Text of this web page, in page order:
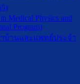
Medical Physics and
Program)
บ้านและแพทย์ประจำ